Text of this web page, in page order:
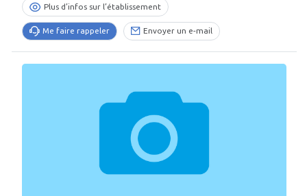
Plus d’infos sur l’établissement
Me faire rappeler Envoyer un e-mail